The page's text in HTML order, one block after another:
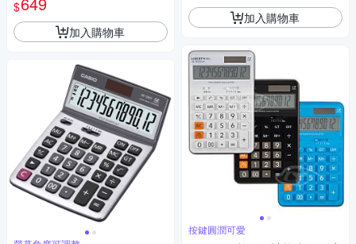
$
加入購物車
加入購物車
按鍵圓潤可愛